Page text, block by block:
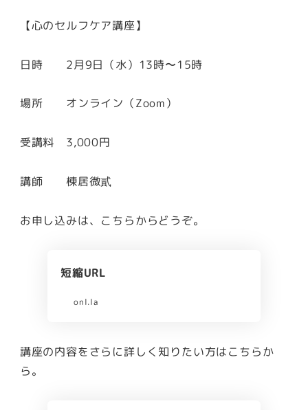
【心のセルフケア講座】
日時 2月9日（水）13時〜15時
場所 オンライン（Zoom）
受講料 3,000円
講師 棟居微貳
お申し込みは、こちらからどうぞ。
短縮URL
onl.la
講座の内容をさらに詳しく知りたい方はこちらか
ら。